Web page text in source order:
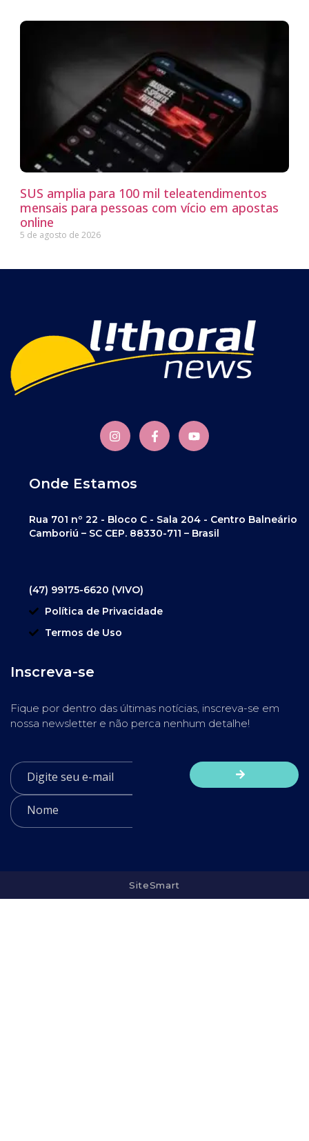
SUS amplia para 100 mil teleatendimentos
mensais para pessoas com vício em apostas
online
5 de agosto de 2026
Onde Estamos
Rua 701 nº 22 - Bloco C - Sala 204 - Centro Balneário
Camboriú – SC CEP. 88330-711 – Brasil
(47) 99175-6620 (VIVO)
Política de Privacidade
Termos de Uso
Inscreva-se
Fique por dentro das últimas notícias, inscreva-se em
nossa newsletter e não perca nenhum detalhe!
SiteSmart